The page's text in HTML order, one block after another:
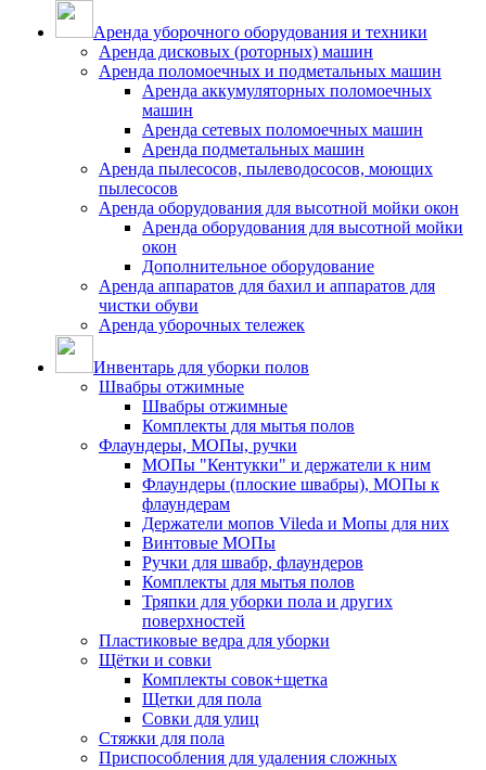
Аренда уборочного оборудования и техники
Аренда дисковых (роторных) машин
Аренда поломоечных и подметальных машин
Аренда аккумуляторных поломоечных
машин
Аренда сетевых поломоечных машин
Аренда подметальных машин
Аренда пылесосов, пылеводососов, моющих
пылесосов
Аренда оборудования для высотной мойки окон
Аренда оборудования для высотной мойки
окон
Дополнительное оборудование
Аренда аппаратов для бахил и аппаратов для
чистки обуви
Аренда уборочных тележек
Инвентарь для уборки полов
Швабры отжимные
Швабры отжимные
Комплекты для мытья полов
Флаундеры, МОПы, ручки
МОПы "Кентукки" и держатели к ним
Флаундеры (плоские швабры), МОПы к
флаундерам
Держатели мопов Vileda и Мопы для них
Винтовые МОПы
Ручки для швабр, флаундеров
Комплекты для мытья полов
Тряпки для уборки пола и других
поверхностей
Пластиковые ведра для уборки
Щётки и совки
Комплекты совок+щетка
Щетки для пола
Совки для улиц
Стяжки для пола
Приспособления для удаления сложных